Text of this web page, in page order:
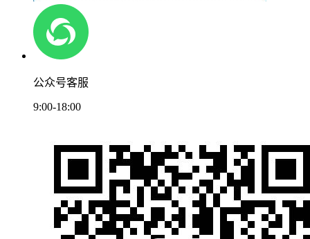
公众号客服
9:00-18:00